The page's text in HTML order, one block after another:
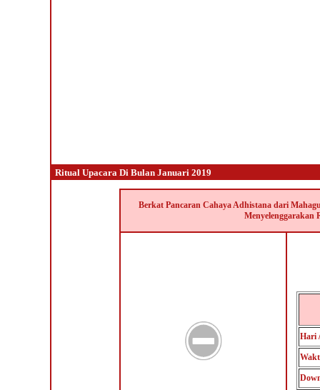
Ritual Upacara Di Bulan Januari 2019
Berkat Pancaran Cahaya Adhistana dari
Menyelenggarakan
Hari